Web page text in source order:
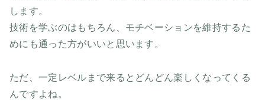
します。
技術を学ぶのはもちろん、モチベーションを維持するた
めにも通った方がいいと思います。
ただ、一定レベルまで来るとどんどん楽しくなってくる
んですよね。